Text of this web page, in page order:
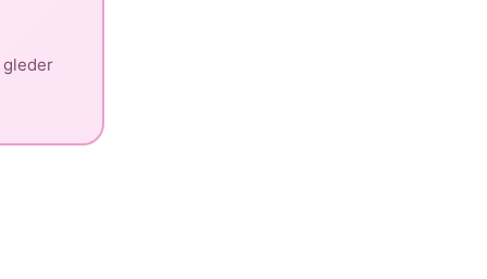
gleder